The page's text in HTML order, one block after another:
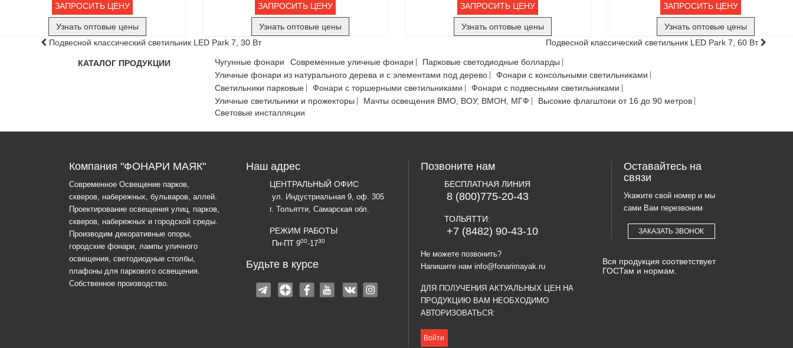
ЗАПРОСИТЬ ЦЕНУ
Узнать оптовые цены
ЗАПРОСИТЬ ЦЕНУ
Узнать оптовые цены
ЗАПРОСИТЬ ЦЕНУ
Узнать оптовые цены
ЗАПРОСИТЬ ЦЕНУ
Узнать оптовые цены
Подвесной классический светильник LED Park 7, 30 Вт
Подвесной классический светильник LED Park 7, 60 Вт
КАТАЛОГ ПРОДУКЦИИ Чугунные фонари Современные уличные фонари
Парковые светодиодные болларды
Уличные фонари из натурального дерева и с элементами под дерево
Фонари с консольными светильниками
Светильники парковые
Фонари с торшерными светильниками
Фонари с подвесными светильниками
Уличные светильники и прожекторы
Мачты освещения ВМО, ВОУ, ВМОН, МГФ
Высокие флагштоки от 16 до 90 метров
Световые инсталляции
Компания "ФОНАРИ МАЯК"
Современное Освещение парков,
скверов, набережных, бульваров, аллей.
Проектирование освещения улиц, парков,
скверов, набережных и городской среды.
Производим декоративные опоры,
городские фонари, лампы уличного
освещения, светодиодные столбы,
плафоны для паркового освещения.
Собственное производство.
Наш адрес
ЦЕНТРАЛЬНЫЙ ОФИС
ул. Индустриальная 9, оф. 305
г. Тольятти, Самарская обл.
РЕЖИМ РАБОТЫ
Пн-ПТ 900-1730
Будьте в курсе
Позвоните нам
БЕСПЛАТНАЯ ЛИНИЯ
8 (800)775-20-43
ТОЛЬЯТТИ:
+7 (8482) 90-43-10
Не можете позвонить?
Напишите нам info@fonarimayak.ru
ДЛЯ ПОЛУЧЕНИЯ АКТУАЛЬНЫХ ЦЕН НА
ПРОДУКЦИЮ ВАМ НЕОБХОДИМО
АВТОРИЗОВАТЬСЯ:
Войти
Оставайтесь на
связи
Укажите свой номер и мы
сами Вам перезвоним
ЗАКАЗАТЬ ЗВОНОК
Вся продукция соответствует
ГОСТам и нормам.